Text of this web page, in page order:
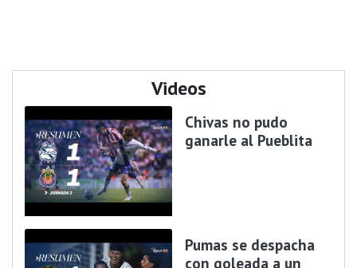
Videos
Chivas no pudo
ganarle al Pueblita
Pumas se despacha
con goleada a un